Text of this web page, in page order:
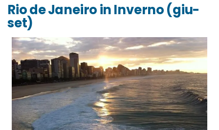
Rio de Janeiro in Inverno (giu-
set)